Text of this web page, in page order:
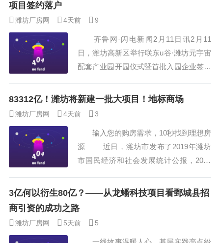
集中开工城市更新项目394个 2月1
项目签约落户
潍坊厂房网 4天前 9
齐鲁网·闪电新闻2月11日讯2月11
日，潍坊高新区举行联东u谷·潍坊元宇宙
配套产业园开园仪式暨首批入园企业签约
元，均为元宇宙产业链上的优质企业，技
会和加力提速工业经济高质量发展工作会
议部署要求，扎实开展新经济新产业“双
招双引”突破年活动，深化产业链招商和
园区招商取得的丰...
83312亿！潍坊将新建一批大项目！地标商场
潍坊厂房网 4天前 3
输入您的购房需求，10秒找到理想房
源 近日，潍坊市发布了2019年潍坊
市国民经济和社会发展统计公报，2019
量答卷，那么2020年的“双招双引”起步如
落地呢？今天咱就来盘一盘。 据
悉，2020年1-2月份，潍坊市新签约项目1
3亿何以衍生80亿？——从龙蟠科技项目看鄄城县招
商引资的成功之路
潍坊厂房网 5天前 5